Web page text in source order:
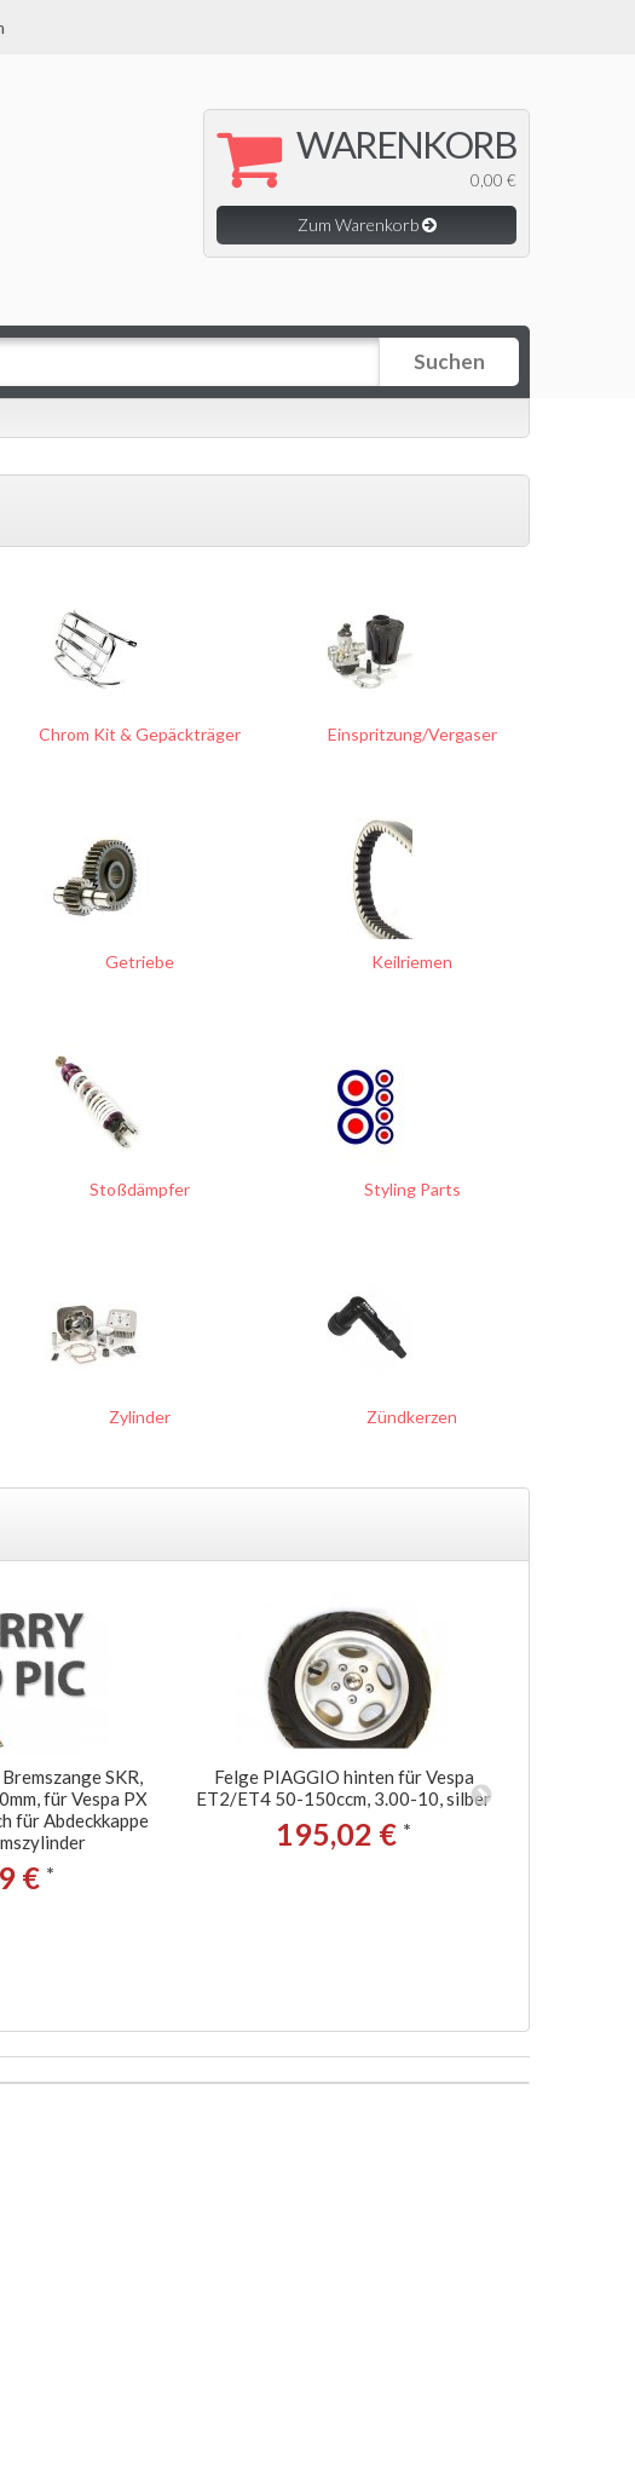
WARENKORB
0,00 €
Zum Warenkorb
Suchen
Chrom Kit & Gepäckträger Einspritzung/Vergaser
Getriebe Keilriemen
Stoßdämpfer Styling Parts
Zylinder Zündkerzen
SKR,
für Vespa PX
für Abdeckkappe
€ *
Felge PIAGGIO hinten für Vespa
ET2/ET4 50-150ccm, 3.00-10, silber
195,02 € *